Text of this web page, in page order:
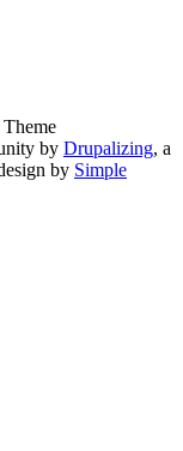
by Drupalizing, a
by Simple